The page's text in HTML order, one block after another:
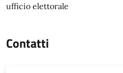
ufficio elettorale
Contatti